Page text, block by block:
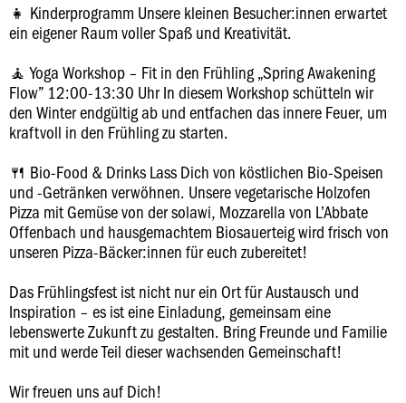
👧 Kinderprogramm Unsere kleinen Besucher:innen erwartet
ein eigener Raum voller Spaß und Kreativität.
🧘 Yoga Workshop – Fit in den Frühling „Spring Awakening
Flow” 12:00-13:30 Uhr In diesem Workshop schütteln wir
den Winter endgültig ab und entfachen das innere Feuer, um
kraftvoll in den Frühling zu starten.
🍴 Bio-Food & Drinks Lass Dich von köstlichen Bio-Speisen
und -Getränken verwöhnen. Unsere vegetarische Holzofen
Pizza mit Gemüse von der solawi, Mozzarella von L’Abbate
Offenbach und hausgemachtem Biosauerteig wird frisch von
unseren Pizza-Bäcker:innen für euch zubereitet!
Das Frühlingsfest ist nicht nur ein Ort für Austausch und
Inspiration – es ist eine Einladung, gemeinsam eine
lebenswerte Zukunft zu gestalten. Bring Freunde und Familie
mit und werde Teil dieser wachsenden Gemeinschaft!
Wir freuen uns auf Dich!